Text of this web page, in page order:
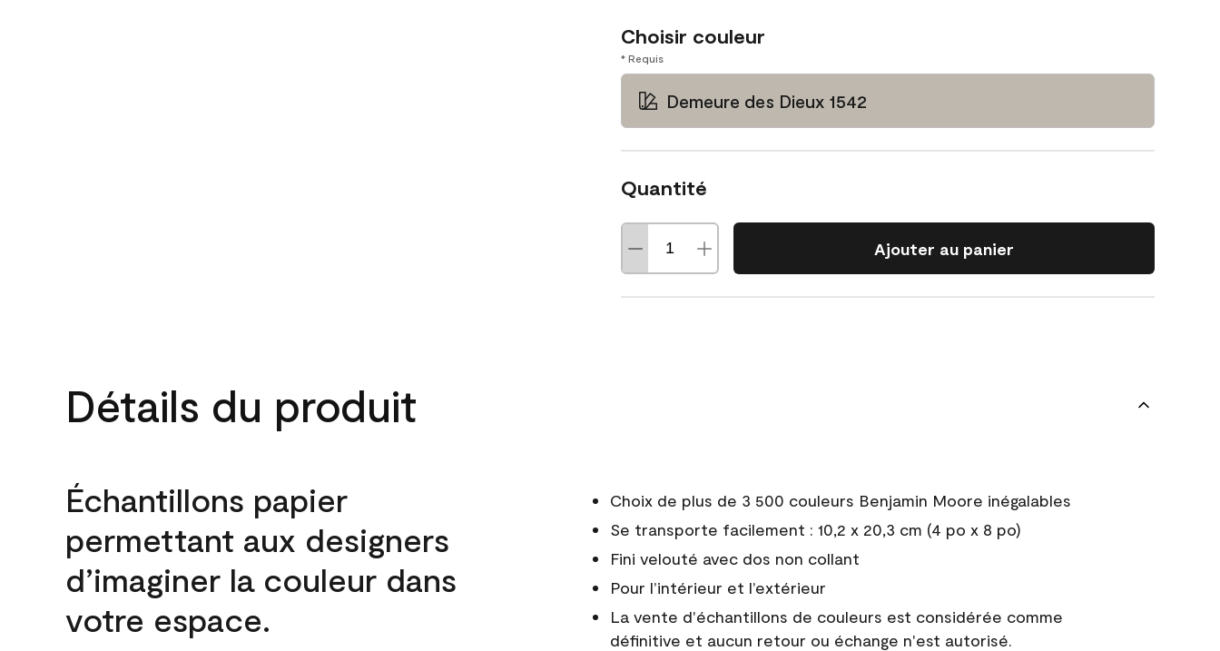
Choisir couleur
* Requis
Demeure des Dieux 1542
Quantité
Ajouter au panier
Détails du produit
Échantillons papier
permettant aux designers
d’imaginer la couleur dans
votre espace.
Choix de plus de 3 500 couleurs Benjamin Moore inégalables
Se transporte facilement : 10,2 x 20,3 cm (4 po x 8 po)
Fini velouté avec dos non collant
Pour l’intérieur et l’extérieur
La vente d'échantillons de couleurs est considérée comme
définitive et aucun retour ou échange n'est autorisé.